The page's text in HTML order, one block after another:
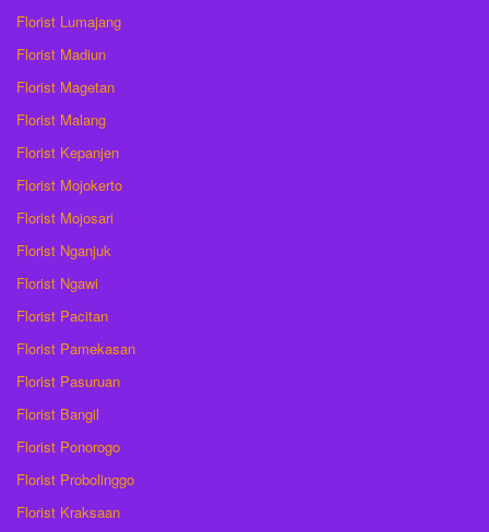
Florist Lumajang
Florist Madiun
Florist Magetan
Florist Malang
Florist Kepanjen
Florist Mojokerto
Florist Mojosari
Florist Nganjuk
Florist Ngawi
Florist Pacitan
Florist Pamekasan
Florist Pasuruan
Florist Bangil
Florist Ponorogo
Florist Probolinggo
Florist Kraksaan